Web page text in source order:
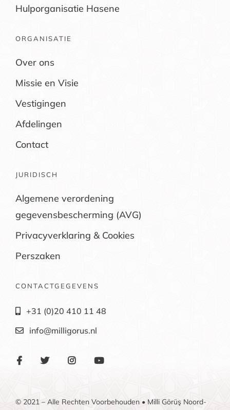
Hulporganisatie Hasene
ORGANISATIE
Over ons
Missie en Visie
Vestigingen
Afdelingen
Contact
JURIDISCH
Algemene verordening
gegevensbescherming (AVG)
Privacyverklaring & Cookies
Perszaken
CONTACTGEGEVENS
+31 (0)20 410 11 48
info@milligorus.nl
© 2021 – Alle Rechten Voorbehouden • Milli Görüş Noord-